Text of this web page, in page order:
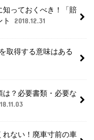
知っておくべき！「賠
ト
2018.12.31
取得する意味はある
？必要書類・必要な
れない！廃車寸前の車